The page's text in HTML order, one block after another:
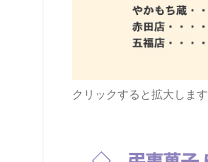
クリックすると拡大します